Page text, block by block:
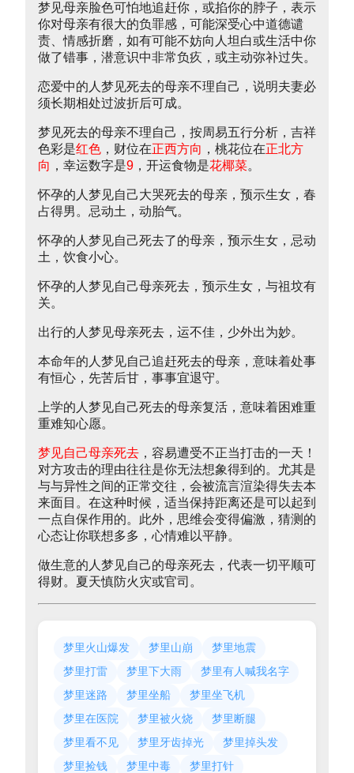
梦见母亲脸色可怕地追赶你，或掐你的脖子，表示
你对母亲有很大的负罪感，可能深受心中道德谴
责、情感折磨，如有可能不妨向人坦白或生活中你
做了错事，潜意识中非常负疚，或主动弥补过失。
恋爱中的人梦见死去的母亲不理自己，说明夫妻必
须长期相处过波折后可成。
梦见死去的母亲不理自己，按周易五行分析，吉祥
色彩是红色 ，财位在正西方向 ，桃花位在正北方
向 ，幸运数字是9 ，开运食物是花椰菜。
怀孕的人梦见自己大哭死去的母亲，预示生女，春
占得男。忌动土，动胎气。
怀孕的人梦见自己死去了的母亲，预示生女，忌动
土，饮食小心。
怀孕的人梦见自己母亲死去，预示生女，与祖坟有
关。
出行的人梦见母亲死去，运不佳，少外出为妙。
本命年的人梦见自己追赶死去的母亲，意味着处事
有恒心，先苦后甘，事事宜退守。
上学的人梦见自己死去的母亲复活，意味着困难重
重难知心愿。
梦见自己母亲死去 ，容易遭受不正当打击的一天！
对方攻击的理由往往是你无法想象得到的。尤其是
与与异性之间的正常交往，会被流言渲染得失去本
来面目。在这种时候，适当保持距离还是可以起到
一点自保作用的。此外，思维会变得偏激，猜测的
心态让你联想多多，心情难以平静。
做生意的人梦见自己的母亲死去，代表一切平顺可
得财。夏天慎防火灾或官司。
梦里火山爆发 梦里山崩
梦里地震
梦里打雷
梦里下大雨
梦里有人喊我名字
梦里迷路
梦里坐船
梦里坐飞机
梦里在医院
梦里被火烧
梦里断腿
梦里看不见
梦里牙齿掉光
梦里掉头发
梦里捡钱
梦里中毒 梦里打针